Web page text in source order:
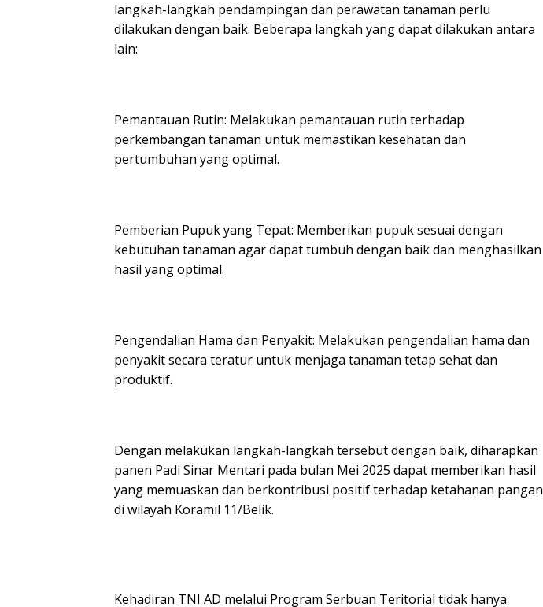
langkah-langkah pendampingan dan perawatan tanaman perlu
dilakukan dengan baik. Beberapa langkah yang dapat dilakukan antara
lain:
Pemantauan Rutin: Melakukan pemantauan rutin terhadap
perkembangan tanaman untuk memastikan kesehatan dan
pertumbuhan yang optimal.
Pemberian Pupuk yang Tepat: Memberikan pupuk sesuai dengan
kebutuhan tanaman agar dapat tumbuh dengan baik dan menghasilkan
hasil yang optimal.
Pengendalian Hama dan Penyakit: Melakukan pengendalian hama dan
penyakit secara teratur untuk menjaga tanaman tetap sehat dan
produktif.
Dengan melakukan langkah-langkah tersebut dengan baik, diharapkan
panen Padi Sinar Mentari pada bulan Mei 2025 dapat memberikan hasil
yang memuaskan dan berkontribusi positif terhadap ketahanan pangan
di wilayah Koramil 11/Belik.
Kehadiran TNI AD melalui Program Serbuan Teritorial tidak hanya